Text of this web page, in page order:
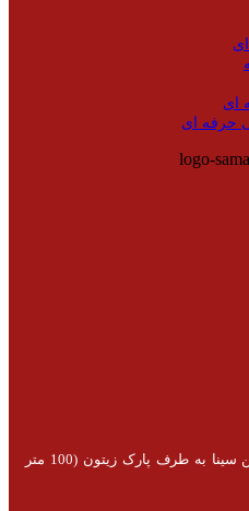
ای
حرفه ای
تبریز، ولیعصر، خیابان تختی، فلکه ابن سینا به طرف پارک زیتون (100 متر